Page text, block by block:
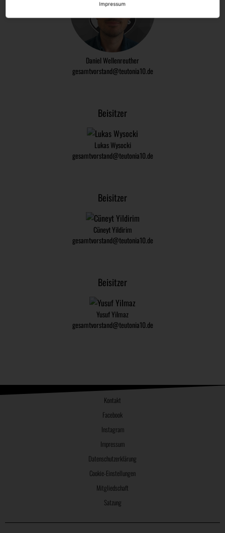
Daniel Wellenreuther
gesamtvorstand@teutonia10.de
Beisitzer
Lukas Wysocki
gesamtvorstand@teutonia10.de
Beisitzer
Cüneyt Yildirim
gesamtvorstand@teutonia10.de
Beisitzer
Yusuf Yilmaz
gesamtvorstand@teutonia10.de
Kontakt
Facebook
Instagram
Impressum
Datenschutzerklärung
Cookie-Einstellungen
Mitgliedschaft
Satzung
Impressum